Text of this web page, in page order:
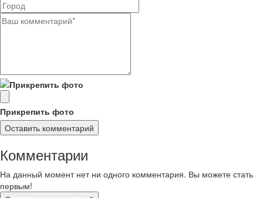
Прикрепить фото
Комментарии
На данный момент нет ни одного комментария. Вы можете стать
первым!